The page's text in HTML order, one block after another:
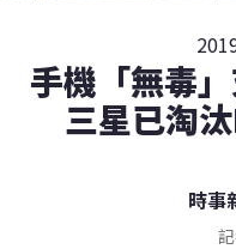
手機「無毒
三星已淘
時事